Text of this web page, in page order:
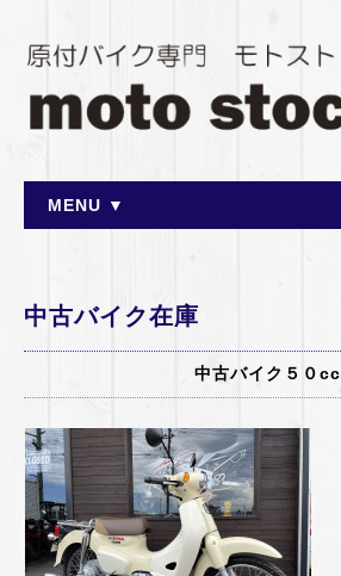
MENU ▼
中古バイク在庫
中古バイク５０cc